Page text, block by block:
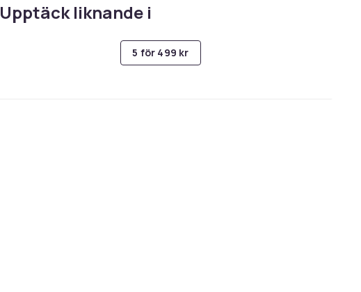
Upptäck liknande i
5 för 499 kr